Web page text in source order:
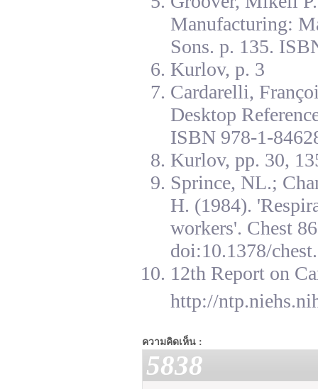
Manufacturing:
Sons. p. 135.
Kurlov, p. 3
Cardarelli,
Desktop
ISBN 978-1-
Kurlov, pp. 30,
Sprince, NL.;
H. (1984).
workers'. Chest
doi:10.1378/
12th Report on
http://
ความคิดเห็น :
5838